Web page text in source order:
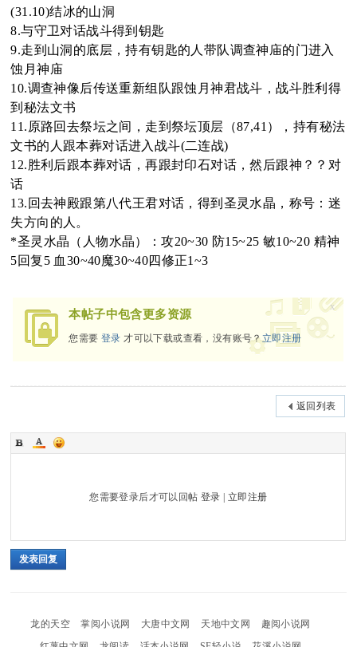
(31.10)结冰的山洞
8.与守卫对话战斗得到钥匙
9.走到山洞的底层，持有钥匙的人带队调查神庙的门进入
蚀月神庙
10.调查神像后传送重新组队跟蚀月神君战斗，战斗胜利得
到秘法文书
11.原路回去祭坛之间，走到祭坛顶层（87,41），持有秘法
文书的人跟本葬对话进入战斗(二连战)
12.胜利后跟本葬对话，再跟封印石对话，然后跟神？？对
话
13.回去神殿跟第八代王君对话，得到圣灵水晶，称号：迷
失方向的人。
*圣灵水晶（人物水晶）：攻20~30 防15~25 敏10~20 精神
5回复5 血30~40魔30~40四修正1~3
本帖子中包含更多资源
您需要登录 才可以下载或查看，没有账号？立即注册
x
返回列表
您需要登录后才可以回帖登录 |立即注册
发表回复
龙的天空 掌阅小说网 大唐中文网 天地中文网
趣阅小说网